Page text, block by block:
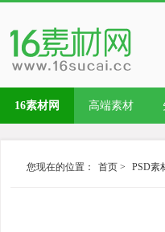
16素材网 高端素材
您现在的位置： 首页 > PSD素